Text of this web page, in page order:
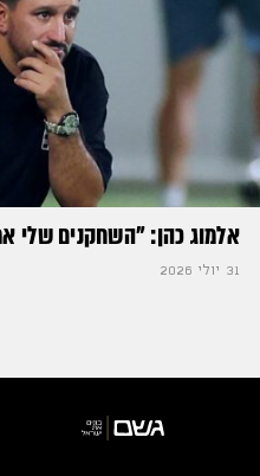
אלמוג כהן: "השחקנים שלי
31 יולי 2026